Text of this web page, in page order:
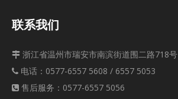
联系我们
 浙江省温州市瑞安市南滨街道围二路718号
 电话：0577-6557 5608 / 6557 5053
 售后服务：0577-6557 5056